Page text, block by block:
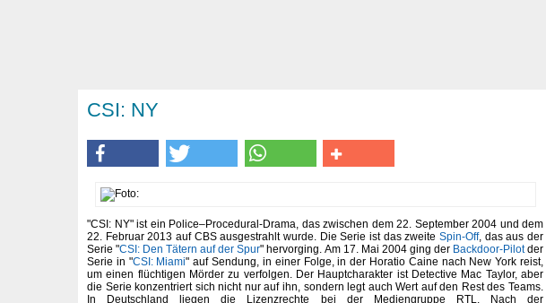
CSI: NY
"CSI: NY" ist ein Police–Procedural-Drama, das zwischen dem 22. September 2004 und dem
22. Februar 2013 auf CBS ausgestrahlt wurde. Die Serie ist das zweite Spin-Off, das aus der
Serie "CSI: Den Tätern auf der Spur" hervorging. Am 17. Mai 2004 ging der Backdoor-Pilotder
Serie in "CSI: Miami" auf Sendung, in einer Folge, in der Horatio Caine nach New York reist,
um einen flüchtigen Mörder zu verfolgen. Der Hauptcharakter ist Detective Mac Taylor, aber
die Serie konzentriert sich nicht nur auf ihn, sondern legt auch Wert auf den Rest des Teams.
In Deutschland liegen die Lizenzrechte bei der Mediengruppe RTL. Nach der